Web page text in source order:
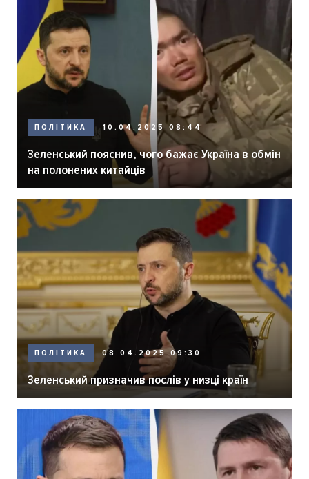
ПОЛІТИКА 10.04.2025 08:44
Зеленський пояснив, чого бажає Україна в обмін
на полонених китайців
ПОЛІТИКА 08.04.2025 09:30
Зеленський призначив послів у низці країн